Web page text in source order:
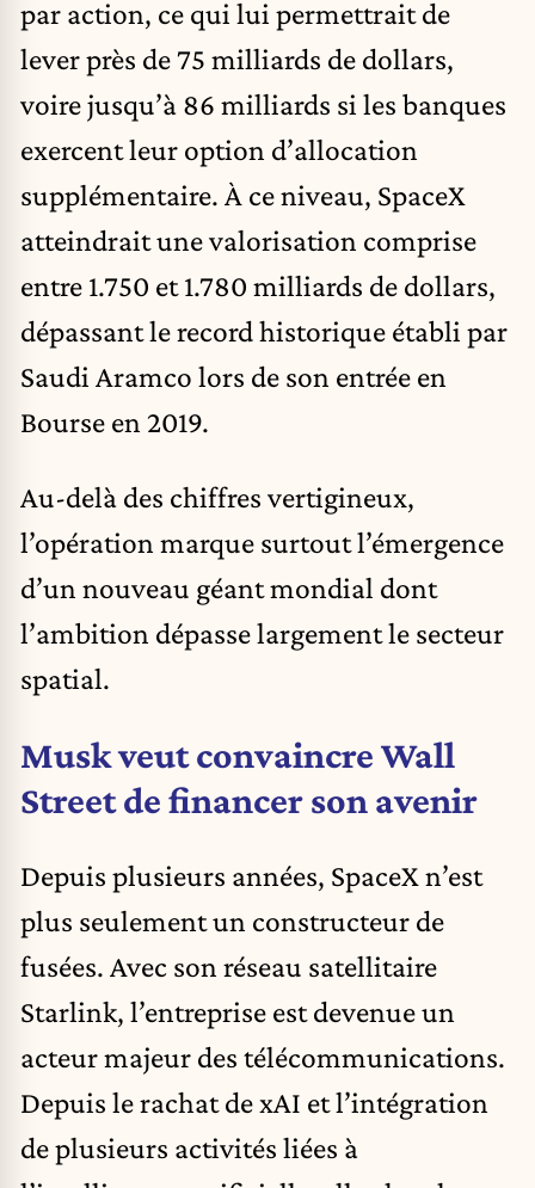
par action, ce qui lui permettrait de
lever près de 75 milliards de dollars,
voire jusqu’à 86 milliards si les banques
exercent leur option d’allocation
supplémentaire. À ce niveau, SpaceX
atteindrait une valorisation comprise
entre 1.750 et 1.780 milliards de dollars,
dépassant le record historique établi par
Saudi Aramco lors de son entrée en
Bourse en 2019.
Au-delà des chiffres vertigineux,
l’opération marque surtout l’émergence
d’un nouveau géant mondial dont
l’ambition dépasse largement le secteur
spatial.
Musk veut convaincre Wall
Street de financer son avenir
Depuis plusieurs années, SpaceX n’est
plus seulement un constructeur de
fusées. Avec son réseau satellitaire
Starlink, l’entreprise est devenue un
acteur majeur des télécommunications.
Depuis le rachat de xAI et l’intégration
de plusieurs activités liées à